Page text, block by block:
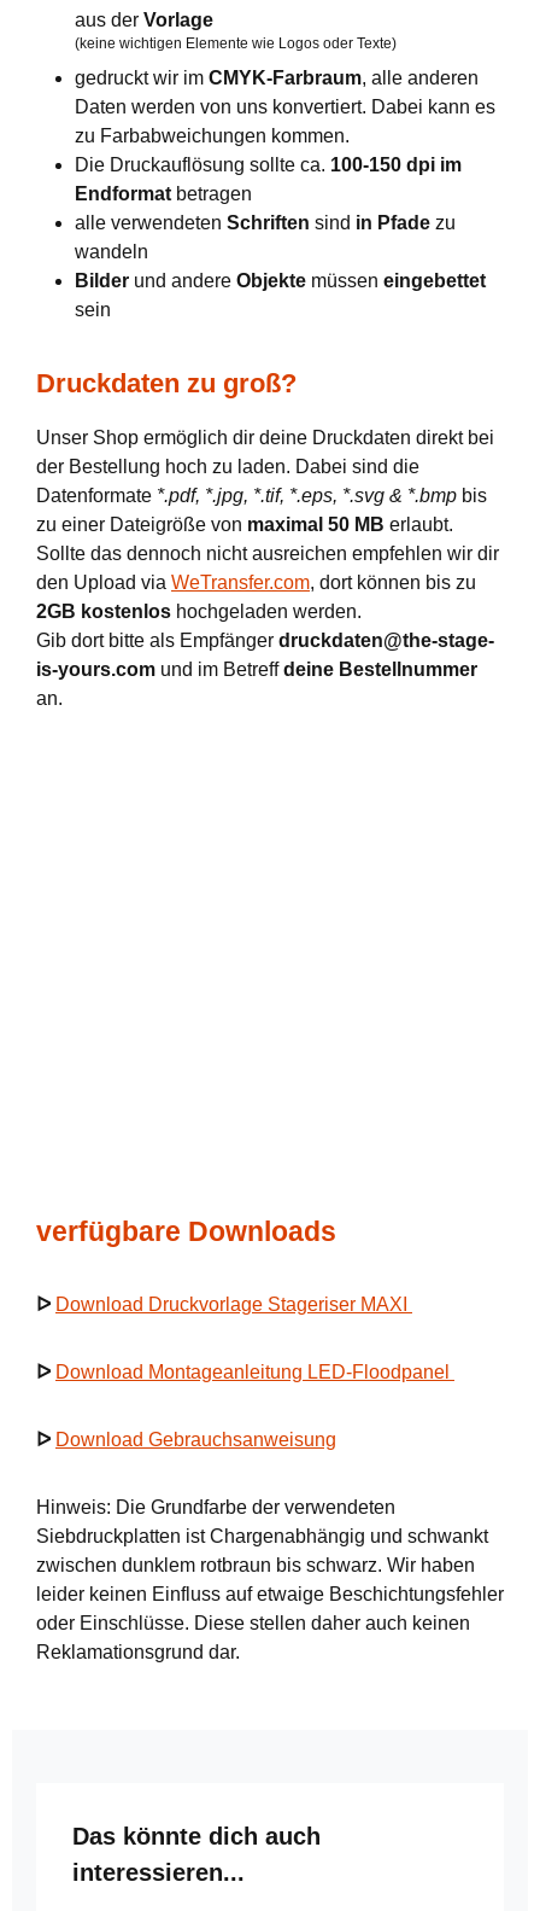
aus der Vorlage
(keine wichtigen Elemente wie Logos oder Texte)
gedruckt wir im CMYK-Farbraum, alle anderen
Daten werden von uns konvertiert. Dabei kann es
zu Farbabweichungen kommen.
Die Druckauflösung sollte ca. 100-150 dpi im
Endformat betragen
alle verwendeten Schriften sind in Pfade zu
wandeln
Bilder und andere Objekte müssen eingebettet
sein
Druckdaten zu groß?
Unser Shop ermöglich dir deine Druckdaten direkt bei
der Bestellung hoch zu laden. Dabei sind die
Datenformate *.pdf, *.jpg, *.tif, *.eps, *.svg & *.bmp bis
zu einer Dateigröße von maximal 50 MB erlaubt.
Sollte das dennoch nicht ausreichen empfehlen wir dir
den Upload via WeTransfer.com, dort können bis zu
2GB kostenlos hochgeladen werden.
Gib dort bitte als Empfänger druckdaten@the-stage-
is-yours.com und im Betreffdeine Bestellnummer
an.
verfügbare Downloads
ᐅ Download Druckvorlage Stageriser MAXI
ᐅ Download Montageanleitung LED-Floodpanel
ᐅ Download Gebrauchsanweisung
Hinweis: Die Grundfarbe der verwendeten
Siebdruckplatten ist Chargenabhängig und schwankt
zwischen dunklem rotbraun bis schwarz. Wir haben
leider keinen Einfluss auf etwaige Beschichtungsfehler
oder Einschlüsse. Diese stellen daher auch keinen
Reklamationsgrund dar.
Produktgalerie überspringen
Das könnte dich auch
interessieren...